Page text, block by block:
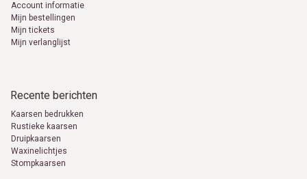
Account informatie
Mijn bestellingen
Mijn tickets
Mijn verlanglijst
Recente berichten
Kaarsen bedrukken
Rustieke kaarsen
Druipkaarsen
Waxinelichtjes
Stompkaarsen